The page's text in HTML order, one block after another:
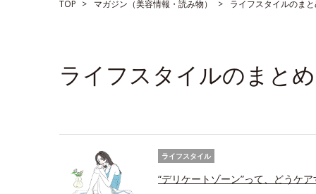
TOP マガジン（美容情報・読み物） ライフスタイルのま
ライフスタイルのまとめ
ライフスタイル
“デリケートゾーン”って、どうケ